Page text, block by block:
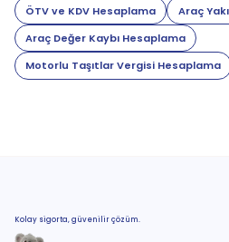
ÖTV ve KDV Hesaplama
Araç
Araç Değer Kaybı Hesaplama
Motorlu Taşıtlar Vergisi Hesaplama
Kolay sigorta, güvenilir çözüm.